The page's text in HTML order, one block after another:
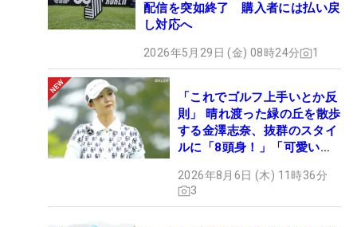
配信を突如終了 購入者には払い戻
し対応へ
2026年5月29日 (金) 08時24分 1
「これでゴルフ上手いとか反
則」 晴れ渡った緑の丘を散歩
する金澤志奈、抜群のスタイ
ルに「8頭身！」「可愛いに
2026年8月6日 (木) 11時36分
3